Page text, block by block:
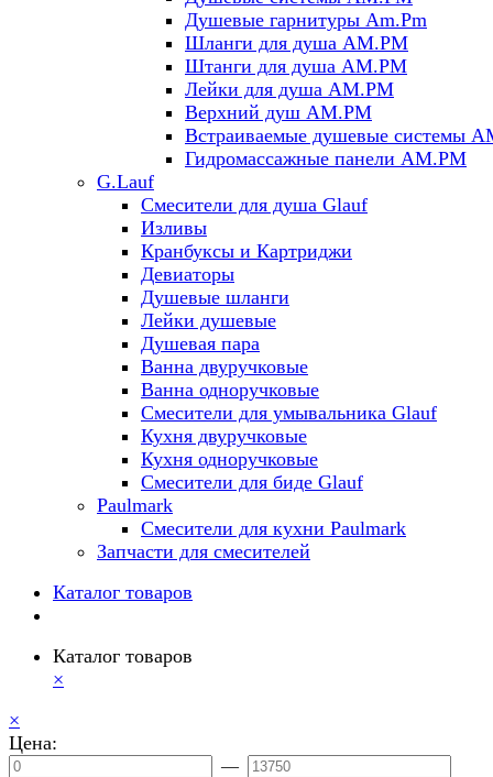
Душевые гарнитуры Am.Pm
Шланги для душа AM.PM
Штанги для душа AM.PM
Лейки для душа AM.PM
Верхний душ AM.PM
Встраиваемые душевые системы
Гидромассажные панели AM.PM
G.Lauf
Смесители для душа Glauf
Изливы
Кранбуксы и Картриджи
Девиаторы
Душевые шланги
Лейки душевые
Душевая пара
Ванна двуручковые
Ванна одноручковые
Смесители для умывальника Glauf
Кухня двуручковые
Кухня одноручковые
Смесители для биде Glauf
Paulmark
Смесители для кухни Paulmark
Запчасти для смесителей
Каталог товаров
Каталог товаров
×
×
Цена:
—